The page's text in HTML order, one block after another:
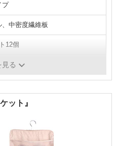
プ
、中密度繊維板
12個
グレー
る
ット』